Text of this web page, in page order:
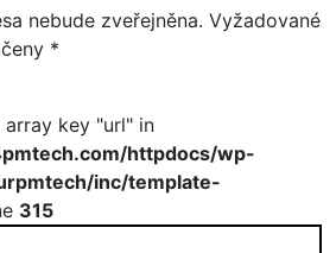
nebude zveřejněna. Vyžadované
*
array key "url" in
httpdocs/wp-
inc/template-
315